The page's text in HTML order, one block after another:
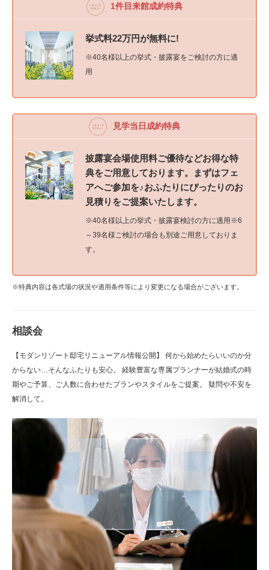
1件目来館成約特典
挙式料22万円が無料に!
※40名様以上の挙式・披露宴をご検討の方に適
用
見学当日成約特典
披露宴会場使用料ご優待などお得な特
典をご用意しております。まずはフェ
アへご参加を♪おふたりにぴったりのお
見積りをご提案いたします。
※40名様以上の挙式・披露宴検討の方に適用※6
～39名様ご検討の場合も別途ご用意しておりま
す。
※特典内容は各式場の状況や適用条件等により変更になる場合がございます。
相談会
【モダンリゾート邸宅リニューアル情報公開】 何から始めたらいいのか分
からない…そんなふたりも安心。 経験豊富な専属プランナーが結婚式の時
期やご予算、ご人数に合わせたプランやスタイルをご提案。 疑問や不安を
解消して。